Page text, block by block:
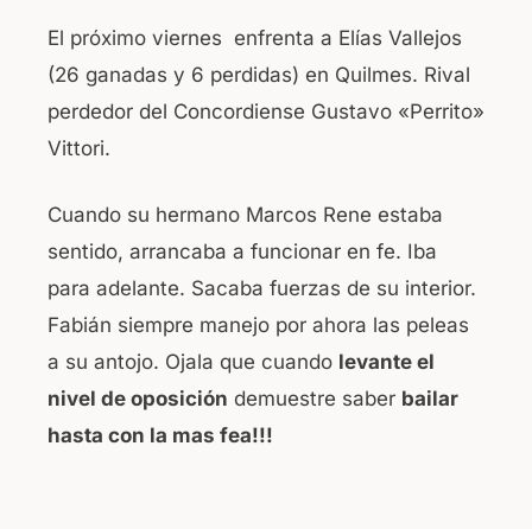
El próximo viernes enfrenta a Elías Vallejos
(26 ganadas y 6 perdidas) en Quilmes. Rival
perdedor del Concordiense Gustavo «Perrito»
Vittori.
Cuando su hermano Marcos Rene estaba
sentido, arrancaba a funcionar en fe. Iba
para adelante. Sacaba fuerzas de su interior.
Fabián siempre manejo por ahora las peleas
a su antojo. Ojala que cuando levante el
nivel de oposición demuestre saber bailar
hasta con la mas fea!!!